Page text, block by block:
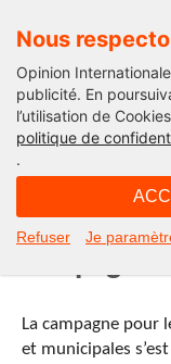
Nous
Opinion
publicité. En
l’utilisation de
politique de
.
Refuser Je
Le Fil
Mauritanie
La campagne pour
et municipales